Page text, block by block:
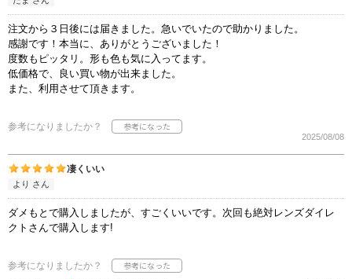
注文から３日後には届きました。急いでいたので助かりました。
感謝です！本当に、ありがとうございました！
度数もピッタリ。形も色も気に入ってます。
低価格で、良い買い物が出来ました。
また、利用させて頂きます。
参考になりましたか？
2025/08/08
凄くいい
より さん
ダメもとで購入しましたが、すごくいいです。次回も絶対レンズダイレ
クトさんで購入します!
参考になりましたか？